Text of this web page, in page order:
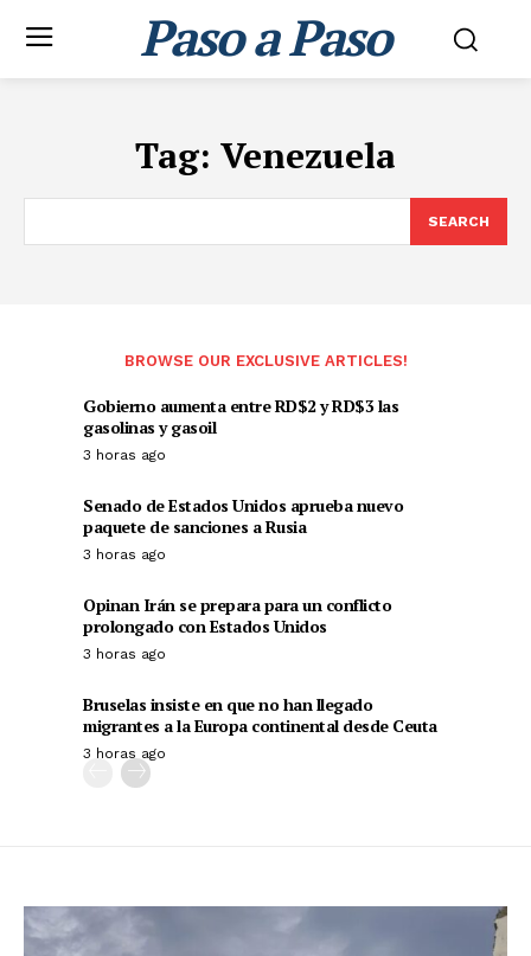
Paso a Paso
Tag: Venezuela
SEARCH
BROWSE OUR EXCLUSIVE ARTICLES!
Gobierno aumenta entre RD$2 y RD$3 las
gasolinas y gasoil
3 horas ago
Senado de Estados Unidos aprueba nuevo
paquete de sanciones a Rusia
3 horas ago
Opinan Irán se prepara para un conflicto
prolongado con Estados Unidos
3 horas ago
Bruselas insiste en que no han llegado
migrantes a la Europa continental desde Ceuta
3 horas ago